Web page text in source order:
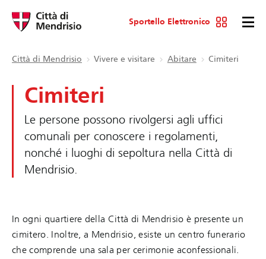
Sportello Elettronico
Città di Mendrisio Vivere e visitare Abitare Cimiteri
Cimiteri
Le persone possono rivolgersi agli uffici
comunali per conoscere i regolamenti,
nonché i luoghi di sepoltura nella Città di
Mendrisio.
In ogni quartiere della Città di Mendrisio è presente un
cimitero. Inoltre, a Mendrisio, esiste un centro funerario
che comprende una sala per cerimonie aconfessionali.